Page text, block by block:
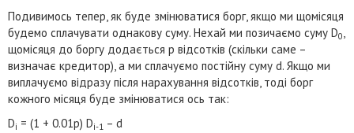
Подивимось тепер, як буде змінюватися борг, якщо ми щомісяця
будемо сплачувати однакову суму. Нехай ми позичаємо суму D0,
щомісяця до боргу додається p відсотків (скільки саме –
визначає кредитор), а ми сплачуємо постійну суму d. Якщо ми
виплачуємо відразу після нарахування відсотків, тоді борг
кожного місяця буде змінюватися ось так:
Di = (1 + 0.01p) Di-1 – d